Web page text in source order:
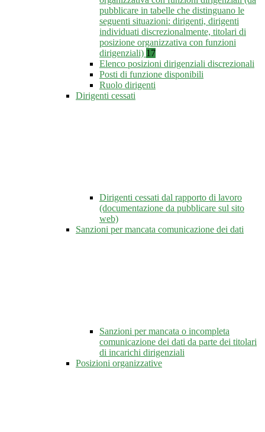
pubblicare in tabelle che distinguano le
seguenti situazioni: dirigenti, dirigenti
individuati discrezionalmente, titolari di
posizione organizzativa con funzioni
dirigenziali) 17
Elenco posizioni dirigenziali discrezionali
Posti di funzione disponibili
Ruolo dirigenti
Dirigenti cessati
Dirigenti cessati dal rapporto di lavoro
(documentazione da pubblicare sul sito
web)
Sanzioni per mancata comunicazione dei dati
Sanzioni per mancata o incompleta
comunicazione dei dati da parte dei titolari
di incarichi dirigenziali
Posizioni organizzative